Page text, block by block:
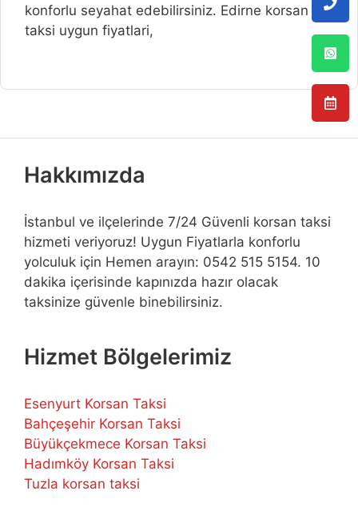
konforlu seyahat edebilirsiniz. Edirne korsan
taksi uygun fiyatlari,
Hakkımızda
İstanbul ve ilçelerinde 7/24 Güvenli korsan taksi
hizmeti veriyoruz! Uygun Fiyatlarla konforlu
yolculuk için Hemen arayın: 0542 515 5154. 10
dakika içerisinde kapınızda hazır olacak
taksinize güvenle binebilirsiniz.
Hizmet Bölgelerimiz
Esenyurt Korsan Taksi
Bahçeşehir Korsan Taksi
Büyükçekmece Korsan Taksi
Hadımköy Korsan Taksi
Tuzla korsan taksi